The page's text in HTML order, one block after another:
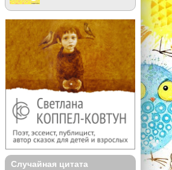
Случайная цитата